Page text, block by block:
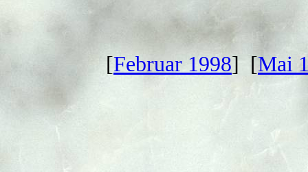
[Februar 1998] [Mai